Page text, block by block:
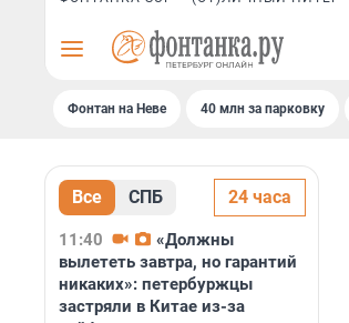
Фонтан на Неве 40 млн за парковку
Все СПБ 24 часа
11:40
«Должны
вылететь завтра, но гарантий
никаких»: петербуржцы
застряли в Китае из-за